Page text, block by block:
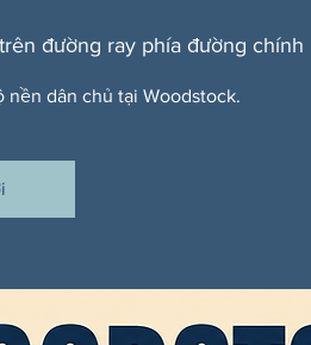
đường ray phía đường chính
nền dân chủ tại Woodstock.